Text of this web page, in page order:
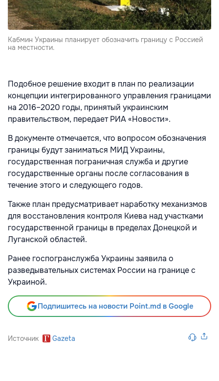
Кабмин Украины планирует обозначить границу с Россией
на местности.
Подобное решение входит в план по реализации
концепции интегрированного управления границами
на 2016–2020 годы, принятый украинским
правительством, передает РИА «Новости».
В документе отмечается, что вопросом обозначения
границы будут заниматься МИД Украины,
государственная пограничная служба и другие
государственные органы после согласования в
течение этого и следующего годов.
Также план предусматривает наработку механизмов
для восстановления контроля Киева над участками
государственной границы в пределах Донецкой и
Луганской областей.
Ранее госпогранслужба Украины заявила о
разведывательных системах России на границе с
Украиной.
Подпишитесь на новости Point.md в Google
Источник Gazeta